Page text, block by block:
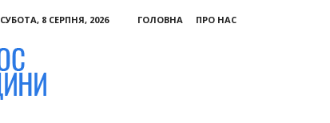
СУБОТА, 8 СЕРПНЯ, 2026 ГОЛОВНА
ПРО НАС